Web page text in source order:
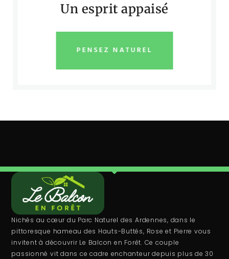
Un esprit appaisé
PENSEZ NATUREL
Nichés au cœur du Parc Naturel des Ardennes, dans le
pittoresque hameau des Hauts-Buttés, Rose et Pierre vous
invitent à découvrir Le Balcon en Forêt. Ce couple
passionné vit dans ce cadre enchanteur depuis plus de 30